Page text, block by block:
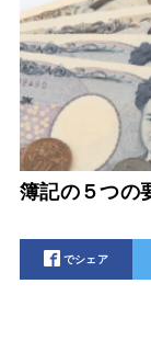
簿記の５つの
でシェア